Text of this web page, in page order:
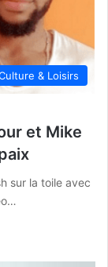
& Loisirs
et Mike
sur la toile avec